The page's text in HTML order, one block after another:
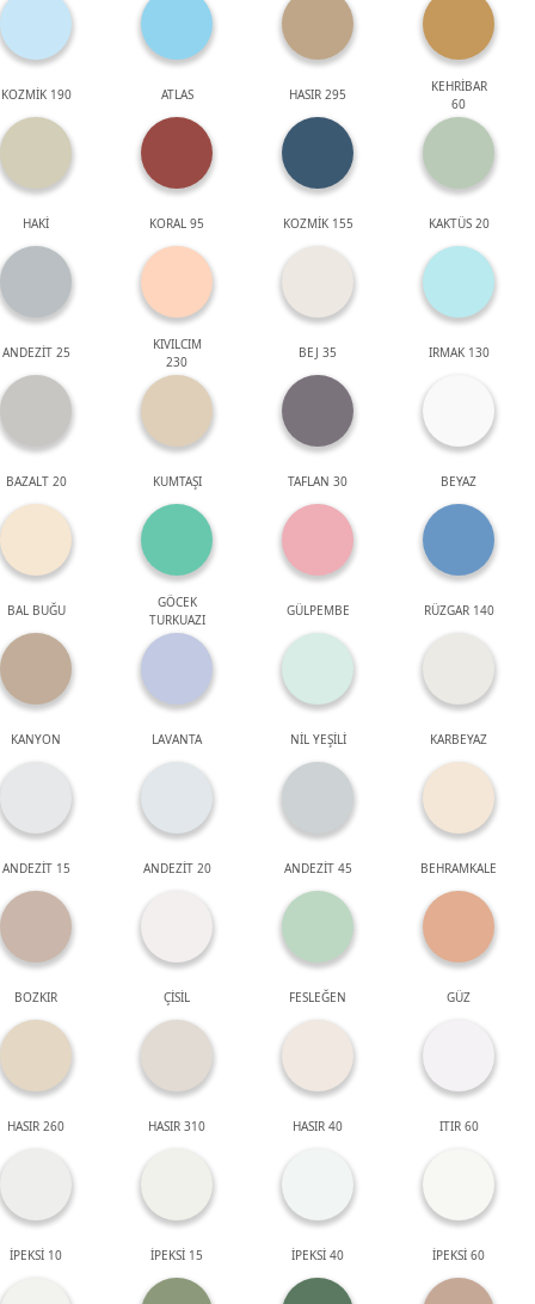
KOZMİK 190 ATLAS HASIR 295
KEHRİBAR
60
HAKİ KORAL 95 KOZMİK 155 KAKTÜS 20
ANDEZİT 25
KIVILCIM
230
BEJ 35 IRMAK 130
BAZALT 20 KUMTAŞI TAFLAN 30 BEYAZ
BAL BUĞU
GÖCEK
TURKUAZI
GÜLPEMBE RÜZGAR 140
KANYON LAVANTA NİL YEŞİLİ KARBEYAZ
ANDEZİT 15 ANDEZİT 20 ANDEZİT 45 BEHRAMKALE
BOZKIR ÇİSİL FESLEĞEN GÜZ
HASIR 260 HASIR 310 HASIR 40 ITIR 60
İPEKSİ 10 İPEKSİ 15 İPEKSİ 40 İPEKSİ 60